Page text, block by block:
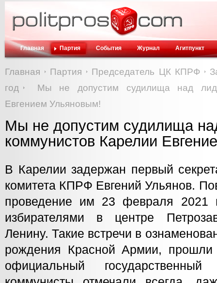
Главная Партия События Журнал Агитпункт
Главная Партия Председатель ЦК КПРФ
год
Мы не допустим судилища над
Евгением Ульяновым!
Мы не допустим судилища
коммунистов Карелии
В Карелии задержан первый
комитета КПРФ Евгений Ульянов.
проведение им 23 февраля 2021
избирателями в центре
Ленину. Такие встречи в
рождения Красной Армии,
официальный